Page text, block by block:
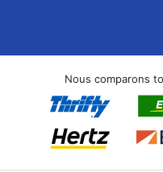
Nous comparons